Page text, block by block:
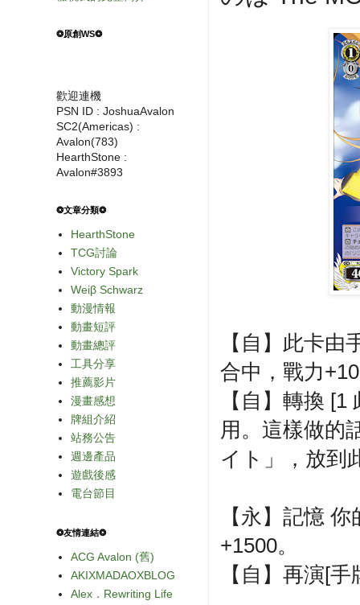
【自】此卡
合中，戰力
【自】轉換
用。這樣做的
イト」，放到
【永】記憶
+1500。
【自】再演[
❂原創WS❂
歡迎連機
PSN ID : JoshuaAvalon
SC2(Americas) :
Avalon(783)
HearthStone :
Avalon#3893
❂文章分類❂
HearthStone
TCG討論
Victory Spark
Weiβ Schwarz
動漫情報
動畫短評
動畫總評
工具分享
推薦影片
漫畫感想
牌組介紹
站務公告
週邊產品
遊戲後感
電台節目
❂友情連結❂
ACG Avalon (舊)
AKIXMADAOXBLOG
Alex．Rewriting Life